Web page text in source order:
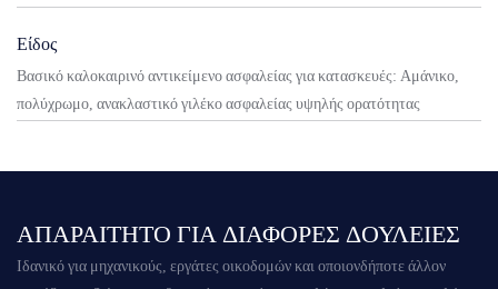
Είδος
Βασικό καλοκαιρινό αντικείμενο ασφαλείας για κατασκευές: Αμάνικο,
πολύχρωμο, ανακλαστικό γιλέκο ασφαλείας υψηλής ορατότητας
ΑΠΑΡΑΊΤΗΤΟ ΓΙΑ ΔΙΆΦΟΡΕΣ ΔΟΥΛΕΙΈΣ
Ιδανικό για μηχανικούς, εργάτες οικοδομών και οποιονδήποτε άλλον